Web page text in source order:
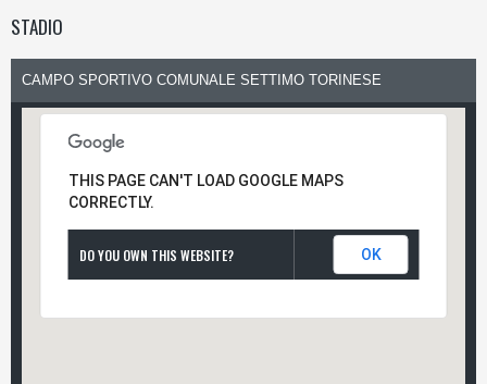
STADIO
CAMPO SPORTIVO COMUNALE SETTIMO TORINESE
THIS PAGE CAN'T LOAD GOOGLE MAPS
CORRECTLY.
DO YOU OWN THIS WEBSITE? OK